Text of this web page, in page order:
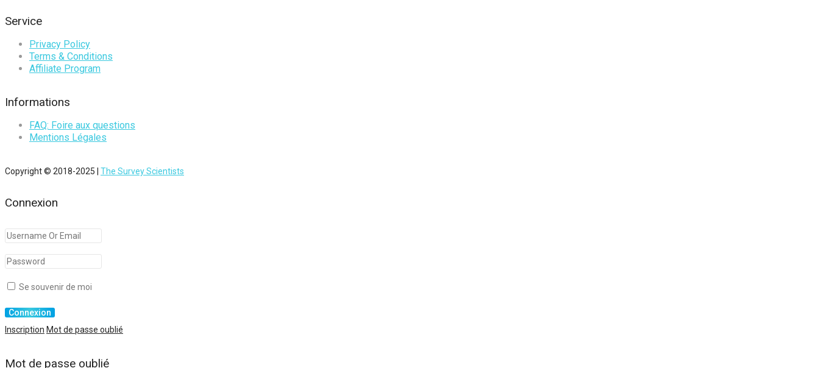
Service
Privacy Policy
Terms & Conditions
Affiliate Program
Informations
FAQ: Foire aux questions
Mentions Légales
Copyright © 2018-2025 | The Survey Scientists
Connexion
Se souvenir de moi
Inscription Mot de passe oublié
Mot de passe oublié